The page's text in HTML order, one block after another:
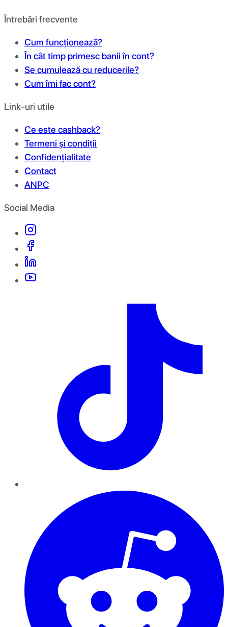
Întrebări frecvente
Cum funcționează?
În cât timp primesc banii în cont?
Se cumulează cu reducerile?
Cum îmi fac cont?
Link-uri utile
Ce este cashback?
Termeni și condiții
Confidențialitate
Contact
ANPC
Social Media